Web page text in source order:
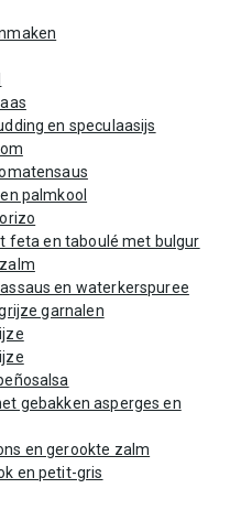
en speculaasijs
palmkool
feta en taboulé met bulgur
en waterkerspuree
garnalen
gebakken asperges en
en gerookte zalm
en petit-gris